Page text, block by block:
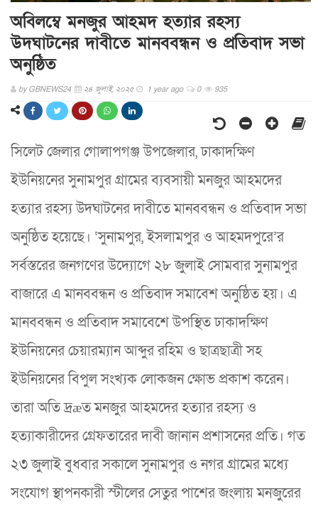
অবিলম্বে মনজুর আহমদ হত্যার রহস্য
উদঘাটনের দাবীতে মানববন্ধন ও প্রতিবাদ সভা
অনুষ্ঠিত
byGBNEWS24 ২৪ জুলাই, ২০২৫ 1 year ago 0 935
সিলেট জেলার গোলাপগঞ্জ উপজেলার, ঢাকাদক্ষিণ
ইউনিয়নের সুনামপুর গ্রামের ব্যবসায়ী মনজুর আহমদের
হত্যার রহস্য উদঘাটনের দাবীতে মানববন্ধন ও প্রতিবাদ সভা
অনুষ্ঠিত হয়েছে। ‘সুনামপুর, ইসলামপুর ও আহমদপুরে’র
সর্বস্তরের জনগণের উদ্যোগে ২৮ জুলাই সোমবার সুনামপুর
বাজারে এ মানববন্ধন ও প্রতিবাদ সমাবেশ অনুষ্ঠিত হয়। এ
মানববন্ধন ও প্রতিবাদ সমাবেশে উপস্থিত ঢাকাদক্ষিণ
ইউনিয়নের চেয়ারম্যান আব্দুর রহিম ও ছাত্রছাত্রী সহ
ইউনিয়নের বিপুল সংখ্যক লোকজন ক্ষোভ প্রকাশ করেন।
তারা অতি দ্রæত মনজুর আহমদের হত্যার রহস্য ও
হত্যাকারীদের গ্রেফতারের দাবী জানান প্রশাসনের প্রতি। গত
২৩ জুলাই বুধবার সকালে সুনামপুর ও নগর গ্রামের মধ্যে
সংযোগ স্থাপনকারী স্টীলের সেতুর পাশের জংলায় মনজুরের